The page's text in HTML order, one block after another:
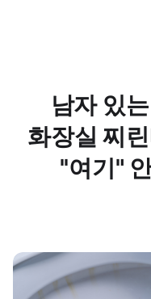
남자 있
화장실 찌
''여기"